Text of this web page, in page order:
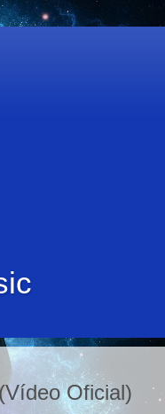
Oficial)